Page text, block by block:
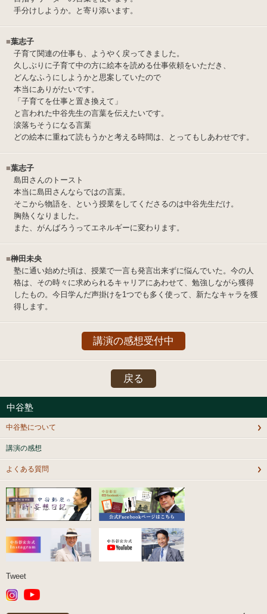
手分けしようか。と寄り添います。
■葉志子
子育て関連の仕事も、ようやく戻ってきました。
久しぶりに子育て中の方に絵本を読める仕事依頼をいただき、
どんなふうにしようかと思案していたので
本当にありがたいです。
「子育てを仕事と置き換えて」
と言われた中谷先生の言葉を伝えたいです。
涙落ちそうになる言葉
どの絵本に重ねて読もうかと考える時間は、とってもしあわせです。
■葉志子
島田さんのトースト
本当に島田さんならではの言葉。
そこから物語を、という授業をしてくださるのは中谷先生だけ。
胸熱くなりました。
また、がんばろうってエネルギーに変わります。
■榊田未央
塾に通い始めた頃は、授業で一言も発言出来ずに悩んでいた。今の人
格は、その時々に求められるキャリアにあわせて、勉強しながら獲得
したもの。今日学んだ声掛けを1つでも多く使って、新たなキャラを獲
得します。
講演の感想受付中
戻る
中谷塾
中谷塾について
講演の感想
よくある質問
Tweet